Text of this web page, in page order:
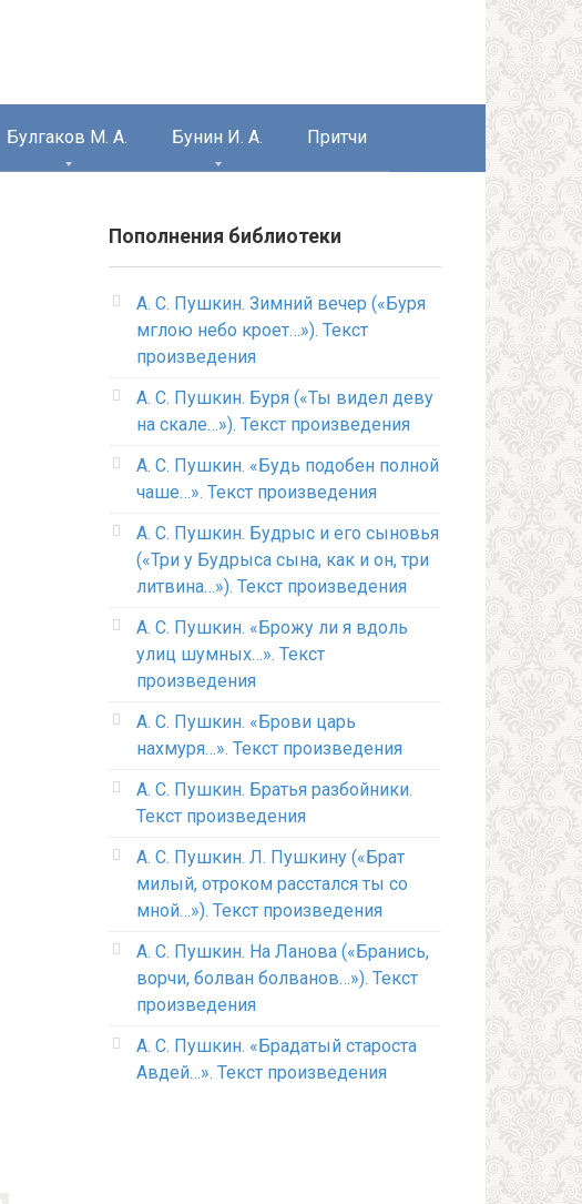
Булгаков М. А. Бунин И. А. Притчи
Пополнения библиотеки
А. С. Пушкин. Зимний вечер («Буря
мглою небо кроет…»). Текст
произведения
А. С. Пушкин. Буря («Ты видел деву
на скале…»). Текст произведения
А. С. Пушкин. «Будь подобен полной
чаше…». Текст произведения
А. С. Пушкин. Будрыс и его сыновья
(«Три у Будрыса сына, как и он, три
литвина…»). Текст произведения
А. С. Пушкин. «Брожу ли я вдоль
улиц шумных…». Текст
произведения
А. С. Пушкин. «Брови царь
нахмуря…». Текст произведения
А. С. Пушкин. Братья разбойники.
Текст произведения
А. С. Пушкин. Л. Пушкину («Брат
милый, отроком расстался ты со
мной…»). Текст произведения
А. С. Пушкин. На Ланова («Бранись,
ворчи, болван болванов…»). Текст
произведения
А. С. Пушкин. «Брадатый староста
Авдей…». Текст произведения